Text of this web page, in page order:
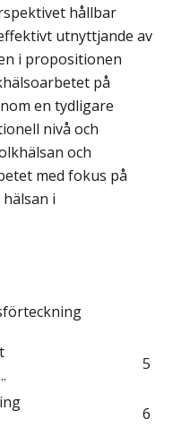
hållbar
utnyttjande av
i propositionen
på
en tydligare
nivå och
och
med fokus på
i
5
6